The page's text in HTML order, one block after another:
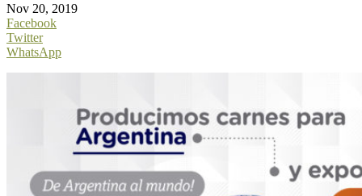
Nov 20, 2019
Facebook
Twitter
WhatsApp